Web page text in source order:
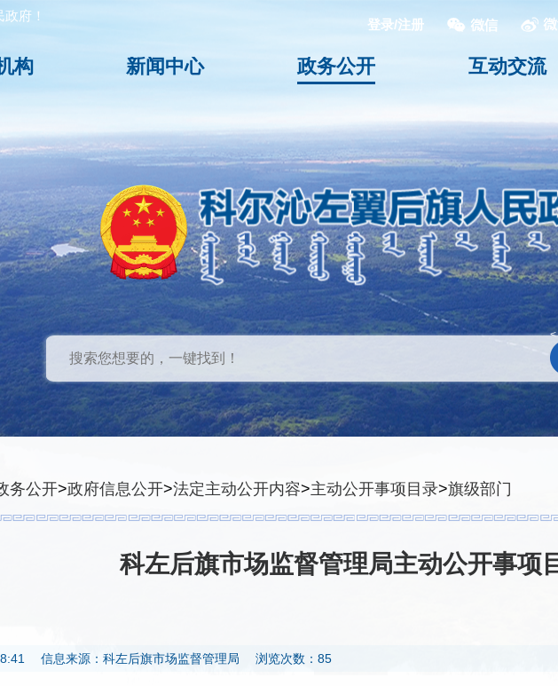
府！
登录/注册
构 新闻中心 政务公开 互动交流
<
务公开>政府信息公开>法定主动公开内容>主动公开事项目录>旗级部门
科左后旗市场监督管理局主动公开事项
信息来源： 科左后旗市场监督管理局 浏览次数：85